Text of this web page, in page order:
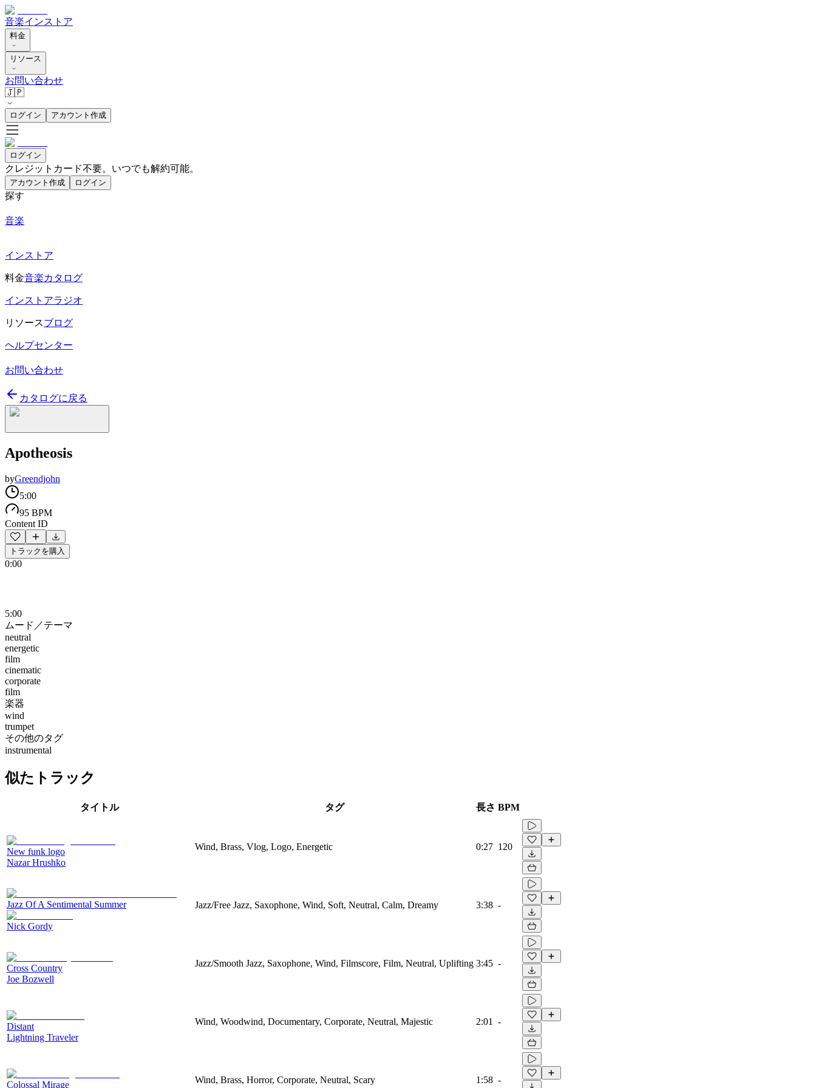
音楽インストア
料金
リソース
お問い合わせ
🇯🇵
ログイン アカウント作成
ログイン
クレジットカード不要。いつでも解約可能。
アカウント作成 ログイン
探す
音楽
インストア
料金音楽カタログ
インストアラジオ
リソースブログ
ヘルプセンター
お問い合わせ
カタログに戻る
Apotheosis
byGreendjohn
5:00
95 BPM
Content ID
トラックを購入
0:00
5:00
ムード／テーマ
neutral
energetic
film
cinematic
corporate
film
楽器
wind
trumpet
その他のタグ
instrumental
似たトラック
タイトル タグ 長さ BPM
New funk logo
Nazar Hrushko
Wind, Brass, Vlog, Logo, Energetic 0:27 120
Jazz Of A Sentimental Summer
Nick Gordy
Jazz/Free Jazz, Saxophone, Wind, Soft, Neutral, Calm, Dreamy 3:38 -
Cross Country
Joe Bozwell
Jazz/Smooth Jazz, Saxophone, Wind, Filmscore, Film, Neutral, Uplifting 3:45 -
Distant
Lightning Traveler
Wind, Woodwind, Documentary, Corporate, Neutral, Majestic 2:01 -
Colossal Mirage Wind, Brass, Horror, Corporate, Neutral, Scary 1:58 -